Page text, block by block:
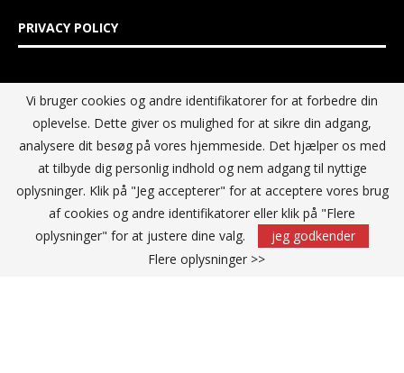
PRIVACY POLICY
IT MEDIA GROUP Data Privacy Policy
Vi bruger cookies og andre identifikatorer for at forbedre din
oplevelse. Dette giver os mulighed for at sikre din adgang,
analysere dit besøg på vores hjemmeside. Det hjælper os med
at tilbyde dig personlig indhold og nem adgang til nyttige
oplysninger. Klik på "Jeg accepterer" for at acceptere vores brug
af cookies og andre identifikatorer eller klik på "Flere
oplysninger" for at justere dine valg.
jeg godkender
Flere oplysninger >>